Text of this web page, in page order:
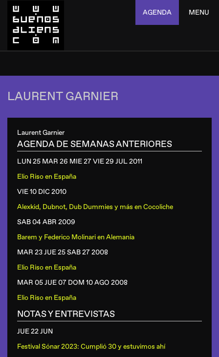
AGENDA MENU
LAURENT GARNIER
Laurent Garnier
AGENDA DE SEMANAS ANTERIORES
LUN 25 MAR 26 MIE 27 VIE 29 JUL2011
Elio Risoen España
VIE 10 DIC 2010
Alexkid, Dubnot, Dub Dummies y más enCocoliche
SAB 04 ABR 2009
Barem y Federico MolinarienAlemania
MAR 23 JUE 25 SAB 272008
Elio Risoen España
MAR 05 JUE 07 DOM 10 AGO 2008
Elio Risoen España
NOTAS Y ENTREVISTAS
JUE 22 JUN
Festival Sónar 2023: Cumplió 30 y estuvimos ahí